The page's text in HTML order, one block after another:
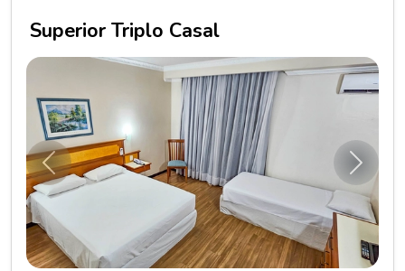
Superior Triplo Casal
Anterior